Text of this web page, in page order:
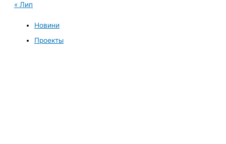
« Лип
Новини
Проекты